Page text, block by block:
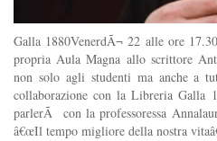
Galla 1880VenerdÃ¬ 22 alle ore
propria Aula Magna allo scrittore
non solo agli studenti ma anche a
collaborazione con la Libreria Galla
parlerÃ con la professoressa
â€œIl tempo migliore della nostra